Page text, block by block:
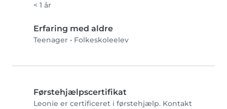
< 1 år
Erfaring med aldre
Teenager • Folkeskoleelev
Førstehjælpscertifikat
Leonie er certificeret i førstehjælp. Kontakt